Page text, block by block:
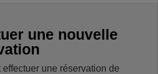
une nouvelle
effectuer une réservation de